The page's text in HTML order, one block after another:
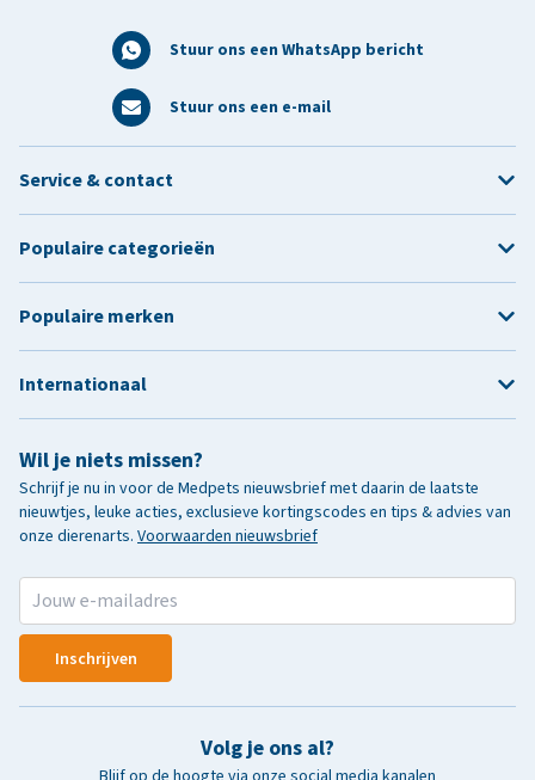
Stuur ons een WhatsApp bericht
Stuur ons een e-mail
Wil je niets missen?
Schrijf je nu in voor de Medpets nieuwsbrief met daarin de laatste
nieuwtjes, leuke acties, exclusieve kortingscodes en tips & advies van
onze dierenarts. Voorwaarden nieuwsbrief
Inschrijven
Volg je ons al?
Service & contact
Populaire categorieën
Populaire merken
Internationaal